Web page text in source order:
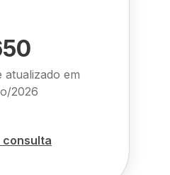
atualizado em
2026
consulta